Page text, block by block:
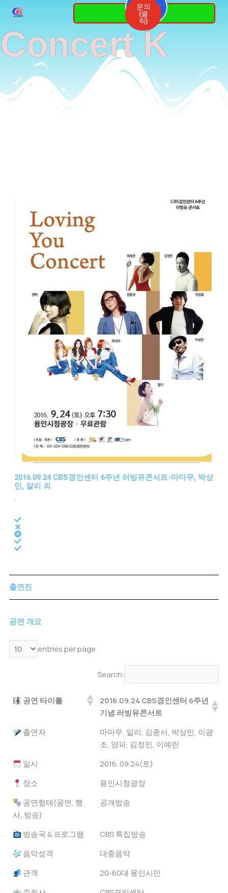
content
Concert K
3764-
7337
문의
(클
릭)
2016.09.24 CBS경인센터 6주년 러빙유콘서트-마마무, 박상
민, 알리 외
.
출연진
공연 개요
entries per page
Search:
공연 타이틀
2016.09.24 CBS경인센터 6주년
기념 러빙유콘서트
공연 타이틀
2016.09.24 CBS경인센터 6주년
기념 러빙유콘서트
출연자
마마무, 알리, 김종서, 박상민, 이광
조, 양파, 김정민, 이예린
일시
2016. 09.24(토)
장소
용인시청광장
공연형태(공연, 행
사, 방송)
공개방송
방송국 & 프로그램
CBS 특집방송
음악성격
대중음악
관객
20-60대 용인시민